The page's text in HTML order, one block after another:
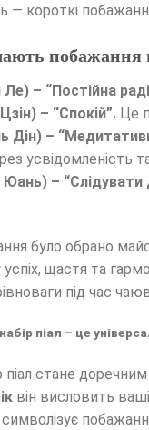
— короткі
побажання
– “Постійна
– “Спокій”. Це
Дін) –
усвідомленість
Юань) – “Слідувати
було обрано
успіх, щастя та
під час
піал – це
піал стане
він висловить
символізує